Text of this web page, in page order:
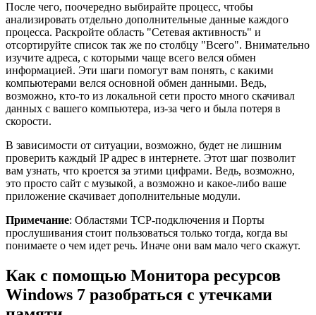
После чего, поочередно выбирайте процесс, чтобы
анализировать отдельно дополнительные данные каждого
процесса. Раскройте область "Сетевая активность" и
отсортируйте список так же по столбцу "Всего". Внимательно
изучите адреса, с которыми чаще всего велся обмен
информацией. Эти шаги помогут вам понять, с какими
компьютерами велся основной обмен данными. Ведь,
возможно, кто-то из локальной сети просто много скачивал
данных с вашего компьютера, из-за чего и была потеря в
скорости.
В зависимости от ситуации, возможно, будет не лишним
проверить каждый IP адрес в интернете. Этот шаг позволит
вам узнать, что кроется за этими цифрами. Ведь, возможно,
это просто сайт с музыкой, а возможно и какое-либо ваше
приложение скачивает дополнительные модули.
Примечание: Областями TCP-подключения и Порты
прослушивания стоит пользоваться только тогда, когда вы
понимаете о чем идет речь. Иначе они вам мало чего скажут.
Как с помощью Монитора ресурсов
Windows 7 разобраться с утечками